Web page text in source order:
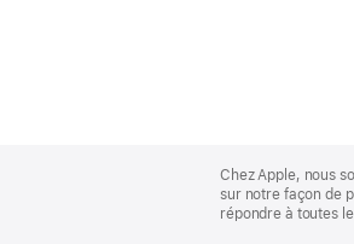
Footer
Chez Apple, nous
sur notre façon de
répondre à toutes